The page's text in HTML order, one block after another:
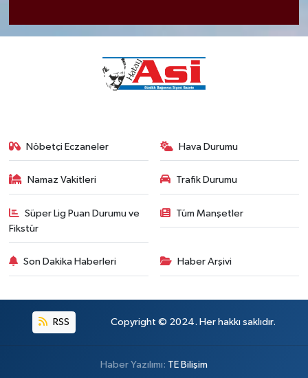
Nöbetçi Eczaneler Hava Durumu
Namaz Vakitleri Trafik Durumu
Süper Lig Puan Durumu ve
Fikstür
Tüm Manşetler
Son Dakika Haberleri Haber Arşivi
RSS Copyright © 2024. Her hakkı saklıdır.
Haber Yazılımı: TE Bilişim